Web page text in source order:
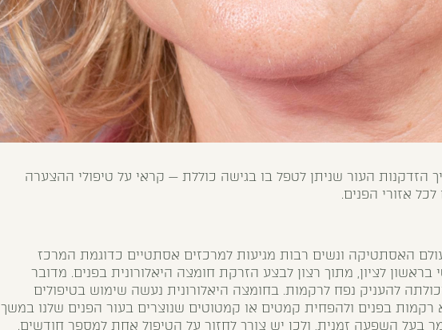
העור שניתן לטפל בו בגישה כוללת — קראי על טיפולי ההצערה
אזורי הפנים.
האסתטיקה ונשים רבות מגיעות למרכזים אסתטיים כדוגמת המרכז
לציון, מתוך רצון לבצע הזרקת חומצה היאלורונית בפנים. מדובר
להעניק נפח לרקמות. בחומצה היאלורונית נעשה שימוש בטיפולים
בפנים ולהפחית קמטים או קמטוטים שנוצרים בעור הפנים שלנו במשך
בעל השפעה זמנית, ולכן יש צורך לחזור על הטיפול אחת למספר חודשים.